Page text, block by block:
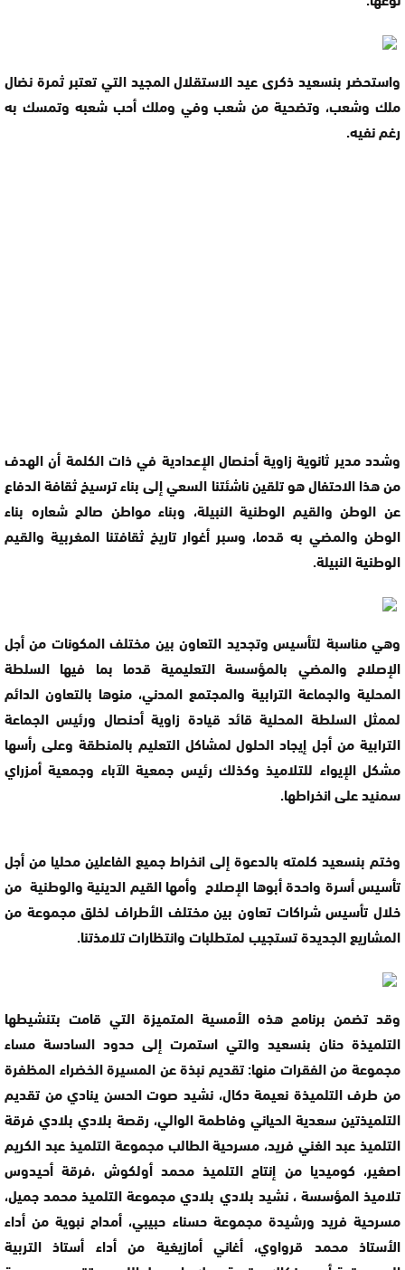
واستحضر بنسعيد ذكرى عيد الاستقلال المجيد التي تعتبر ثمرة نضال
ملك وشعب، وتضحية من شعب وفي وملك أحب شعبه وتمسك به
رغم نفيه.
وشدد مدير ثانوية زاوية أحنصال الإعدادية في ذات الكلمة أن الهدف
من هذا الاحتفال هو تلقين ناشئتنا السعي إلى بناء ترسيخ ثقافة الدفاع
عن الوطن والقيم الوطنية النبيلة، وبناء مواطن صالح شعاره بناء
الوطن والمضي به قدما، وسبر أغوار تاريخ ثقافتنا المغربية والقيم
الوطنية النبيلة.
وهي مناسبة لتأسيس وتجديد التعاون بين مختلف المكونات من أجل
الإصلاح والمضي بالمؤسسة التعليمية قدما بما فيها السلطة
المحلية والجماعة الترابية والمجتمع المدني، منوها بالتعاون الدائم
لممثل السلطة المحلية قائد قيادة زاوية أحنصال ورئيس الجماعة
الترابية من أجل إيجاد الحلول لمشاكل التعليم بالمنطقة وعلى رأسها
مشكل الإيواء للتلاميذ وكذلك رئيس جمعية الآباء وجمعية أمزراي
سمنيد على انخراطها.
وختم بنسعيد كلمته بالدعوة إلى انخراط جميع الفاعلين محليا من أجل
تأسيس أسرة واحدة أبوها الإصلاح وأمها القيم الدينية والوطنية من
خلال تأسيس شراكات تعاون بين مختلف الأطراف لخلق مجموعة من
المشاريع الجديدة تستجيب لمتطلبات وانتظارات تلامذتنا.
وقد تضمن برنامج هذه الأمسية المتميزة التي قامت بتنشيطها
التلميذة حنان بنسعيد والتي استمرت إلى حدود السادسة مساء
مجموعة من الفقرات منها: تقديم نبذة عن المسيرة الخضراء المظفرة
من طرف التلميذة نعيمة دكال، نشيد صوت الحسن ينادي من تقديم
التلميذتين سعدية الحياني وفاطمة الوالي، رقصة بلادي بلادي فرقة
التلميذ عبد الغني فريد، مسرحية الطالب مجموعة التلميذ عبد الكريم
اصغير، كوميديا من إنتاج التلميذ محمد أولكوش ،فرقة أحيدوس
تلاميذ المؤسسة ، نشيد بلادي بلادي مجموعة التلميذ محمد جميل،
مسرحية فريد ورشيدة مجموعة حسناء حبيبي، أمداح نبوية من أداء
الأستاذ محمد قرواوي، أغاني أمازيغية من أداء أستاذ التربية